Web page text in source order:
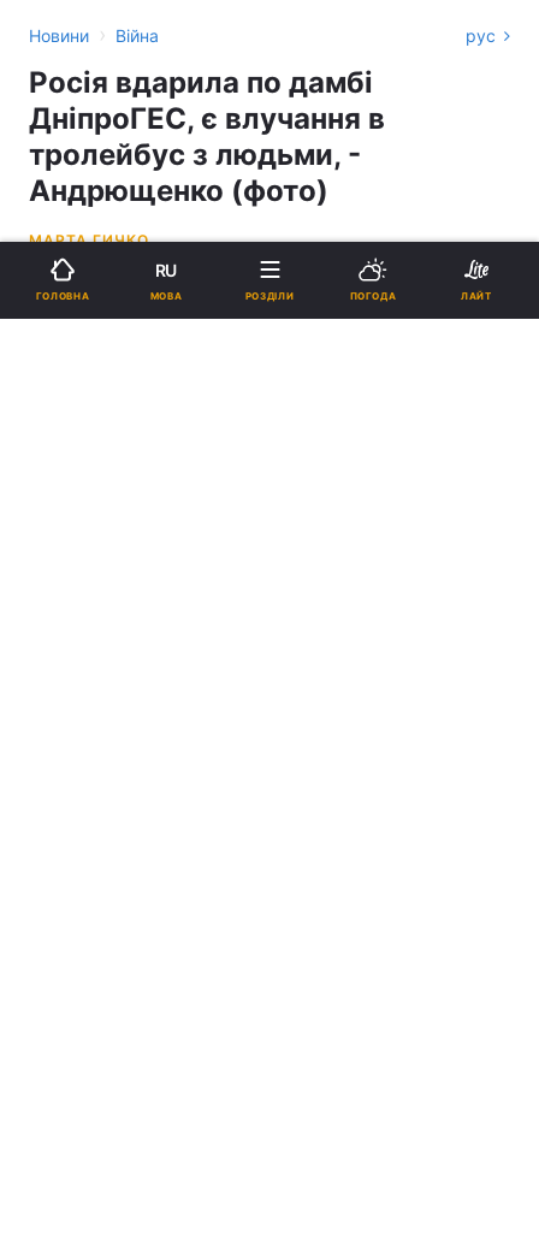
Новини › Війна рус
Росія вдарила по дамбі
ДніпроГЕС, є влучання в
тролейбус з людьми, -
Андрющенко (фото)
МАРТА ГИЧКО
07:52, 22.03.24
ГОЛОВНА
RU
МОВА РОЗДІЛИ ПОГОДА ЛАЙТ